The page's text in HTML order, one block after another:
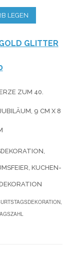
LEGEN
GLITTER
ZUM 40.
9 CM X 8
KUCHEN-